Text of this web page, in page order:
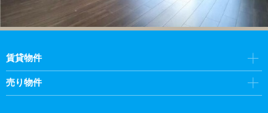
賃貸物件
売り物件